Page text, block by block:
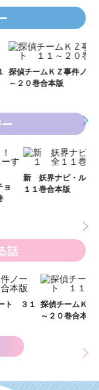
ＫＺ事件ノート １１
本版
ビ・ルナ１～１１ 全
版
話
ＫＺ事件ノート １１
版